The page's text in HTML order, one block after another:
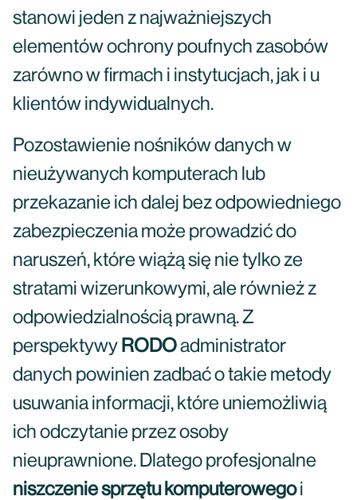
stanowi jeden z najważniejszych
elementów ochrony poufnych zasobów
zarówno w firmach i instytucjach, jak i u
klientów indywidualnych.
Pozostawienie nośników danych w
nieużywanych komputerach lub
przekazanie ich dalej bez odpowiedniego
zabezpieczenia może prowadzić do
naruszeń, które wiążą się nie tylko ze
stratami wizerunkowymi, ale również z
odpowiedzialnością prawną. Z
perspektywy RODOadministrator
danych powinien zadbać o takie metody
usuwania informacji, które uniemożliwią
ich odczytanie przez osoby
nieuprawnione. Dlatego profesjonalne
niszczenie sprzętu komputerowegoi